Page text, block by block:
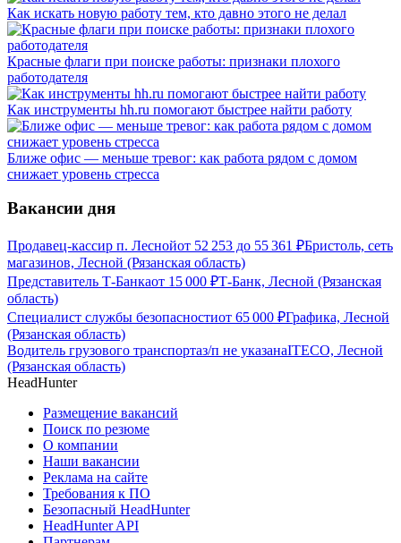
Как искать новую работу тем, кто давно этого не делал
Красные флаги при поиске работы: признаки плохого
работодателя
Как инструменты hh.ru помогают быстрее найти работу
Ближе офис — меньше тревог: как работа рядом с домом
снижает уровень стресса
Вакансии дня
Продавец-кассир п. Леснойот 52 253 до 55 361 ₽Бристоль, сеть
магазинов, Лесной (Рязанская область)
Представитель Т-Банкаот 15 000 ₽Т-Банк, Лесной (Рязанская
область)
Специалист службы безопасностиот 65 000 ₽Графика, Лесной
(Рязанская область)
Водитель грузового транспортаз/п не указанаITECO, Лесной
(Рязанская область)
HeadHunter
Размещение вакансий
Поиск по резюме
О компании
Наши вакансии
Реклама на сайте
Требования к ПО
Безопасный HeadHunter
HeadHunter API